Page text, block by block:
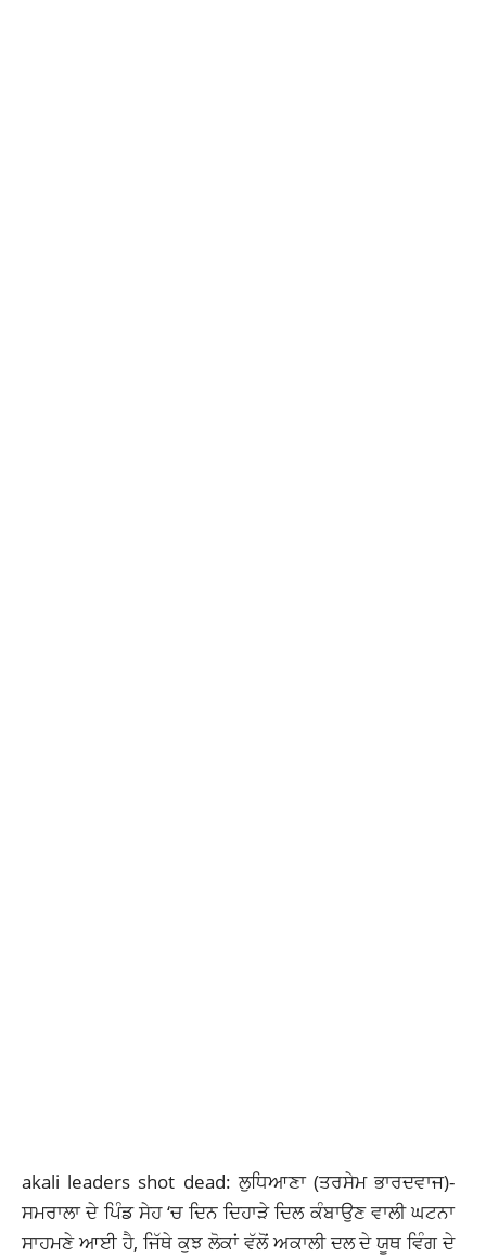
akali leaders shot dead: ਲੁਧਿਆਣਾ (ਤਰਸੇਮ ਭਾਰਦਵਾਜ)-
ਸਮਰਾਲਾਦੇ ਪਿੰਡ ਸੇਹ ‘ਚ ਦਿਨ ਦਿਹਾੜੇ ਦਿਲ ਕੰਬਾਉਣ ਵਾਲੀ ਘਟਨਾ
ਸਾਹਮਣੇ ਆਈ ਹੈ, ਜਿੱਥੇ ਕੁਝ ਲੋਕਾਂ ਵੱਲੋਂ ਅਕਾਲੀ ਦਲ ਦੇਯੂਥ ਵਿੰਗ ਦੇ